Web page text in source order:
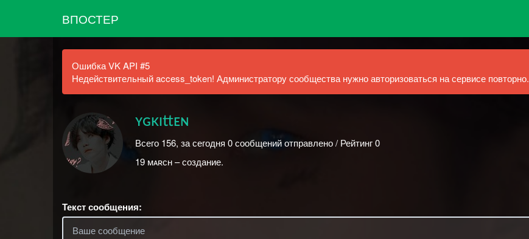
ВПОСТЕР
Ошибка VK API #5
Недействительный access_token! Администратору сообщества нужно авторизоваться на сервисе повторно.
ʏɢᴋɪttᴇɴ
Всего 156, за сегодня 0 сообщений отправлено / Рейтинг 0
19 ᴍᴀʀᴄʜ – создание.
Текст сообщения: